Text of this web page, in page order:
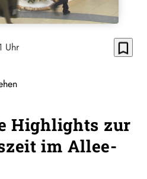
Uhr bookmark_border
Highlights zur
im Allee-